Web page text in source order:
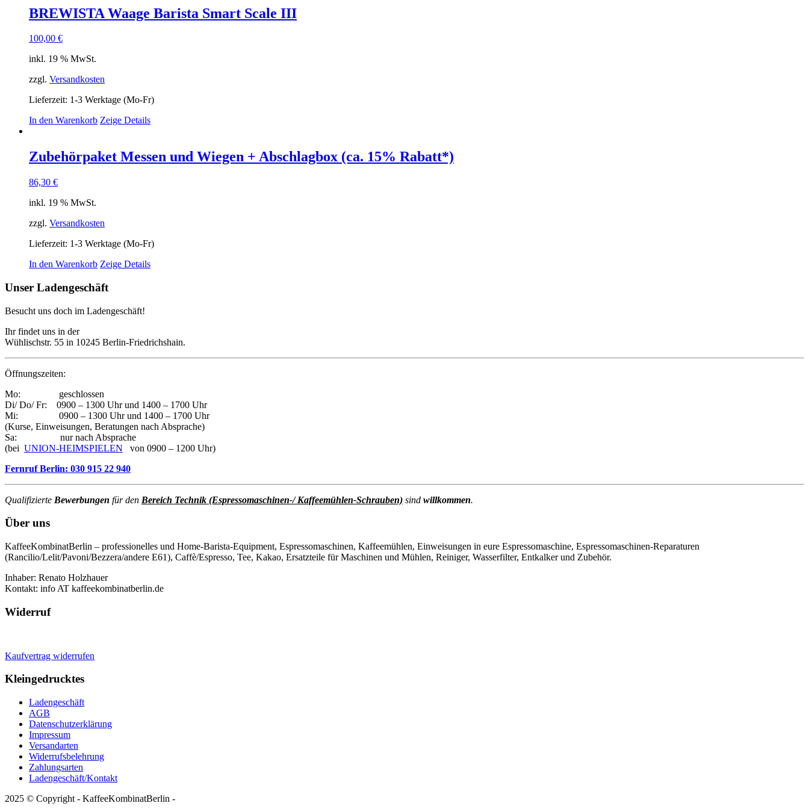
BREWISTA Waage Barista Smart Scale III
100,00 €
inkl. 19 % MwSt.
zzgl. Versandkosten
Lieferzeit: 1-3 Werktage (Mo-Fr)
In den Warenkorb Zeige Details
Zubehörpaket Messen und Wiegen + Abschlagbox (ca. 15% Rabatt*)
86,30 €
inkl. 19 % MwSt.
zzgl. Versandkosten
Lieferzeit: 1-3 Werktage (Mo-Fr)
In den Warenkorb Zeige Details
Unser Ladengeschäft
Besucht uns doch im Ladengeschäft!
Ihr findet uns in der
Wühlischstr. 55 in 10245 Berlin-Friedrichshain.
Öffnungszeiten:
Mo: geschlossen
Di/ Do/ Fr: 0900 – 1300 Uhr und 1400 – 1700 Uhr
Mi: 0900 – 1300 Uhr und 1400 – 1700 Uhr
(Kurse, Einweisungen, Beratungen nach Absprache)
Sa: nur nach Absprache
(bei UNION-HEIMSPIELEN von 0900 – 1200 Uhr)
Fernruf Berlin: 030 915 22 940
Qualifizierte Bewerbungen für den Bereich Technik (Espressomaschinen-/ Kaffeemühlen-Schrauben) sind willkommen.
Über uns
KaffeeKombinatBerlin – professionelles und Home-Barista-Equipment, Espressomaschinen, Kaffeemühlen, Einweisungen in eure Espressomaschine, Espressomaschinen-Reparaturen
(Rancilio/Lelit/Pavoni/Bezzera/andere E61), Caffè/Espresso, Tee, Kakao, Ersatzteile für Maschinen und Mühlen, Reiniger, Wasserfilter, Entkalker und Zubehör.
Inhaber: Renato Holzhauer
Kontakt: info AT kaffeekombinatberlin.de
Widerruf
Kaufvertrag widerrufen
Kleingedrucktes
Ladengeschäft
AGB
Datenschutzerklärung
Impressum
Versandarten
Widerrufsbelehrung
Zahlungsarten
Ladengeschäft/Kontakt
2025 © Copyright - KaffeeKombinatBerlin -